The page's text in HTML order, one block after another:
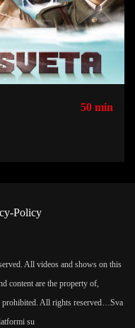
50 min
Policy
All videos and shows on this
content are the property of,
prohibited. All rights reserved…Sva
su